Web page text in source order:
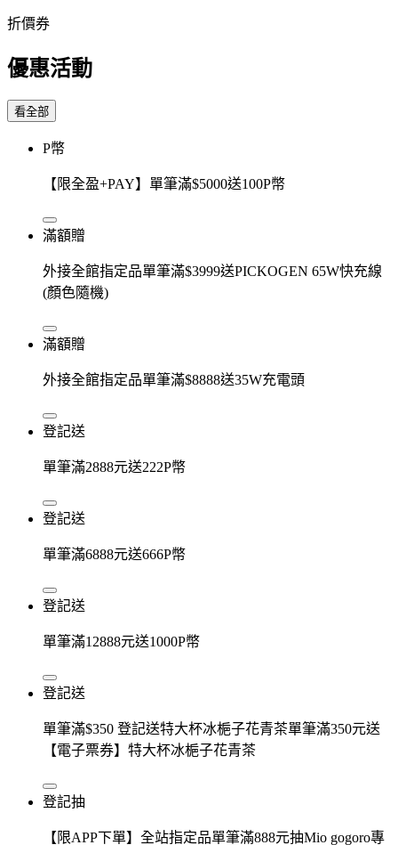
折價券
優惠活動
看全部
P幣
【限全盈+PAY】單筆滿$5000送100P幣
滿額贈
外接全館指定品單筆滿$3999送PICKOGEN 65W快充線
(顏色隨機)
滿額贈
外接全館指定品單筆滿$8888送35W充電頭
登記送
單筆滿2888元送222P幣
登記送
單筆滿6888元送666P幣
登記送
單筆滿12888元送1000P幣
登記送
單筆滿$350 登記送特大杯冰梔子花青茶單筆滿350元送
【電子票券】特大杯冰梔子花青茶
登記抽
【限APP下單】全站指定品單筆滿888元抽Mio gogoro專